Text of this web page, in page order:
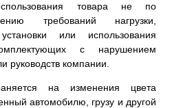
товара не по
требований нагрузки,
или использования
с нарушением
руководств компании.
на изменения цвета
автомобилю, грузу и другой